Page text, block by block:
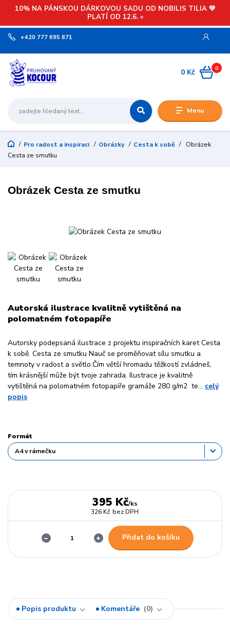
10% NA PÁNSKOU DÁRKOVOU SADU OD NOBILIS TILIA 💙
PLATÍ OD 12.6. »
Menu
+420 777 695 871
0
0 Kč
Pro radost a inspiraci Obrázky Cesta k sobě
Obrázek
Cesta ze smutku
Obrázek Cesta ze smutku
Autorská ilustrace kvalitně vytištěná na
polomatném fotopapíře
Autorsky podepsaná ilustrace z projektu inspiračních karet Cesta
k sobě. Cesta ze smutku Nauč se proměňovat sílu smutku a
temnoty v radost a světlo.Čím větší hromadu těžkostí zvládneš,
tím krásnější může být tvoje zahrada. Ilustrace je kvalitně
vytištěná na polomatném fotopapíře gramáže 280 g/m2 te... celý
popis
Formát
395 Kč/ks
326 Kč bez DPH
Přidat do košíku
Popis produktu Komentáře 0